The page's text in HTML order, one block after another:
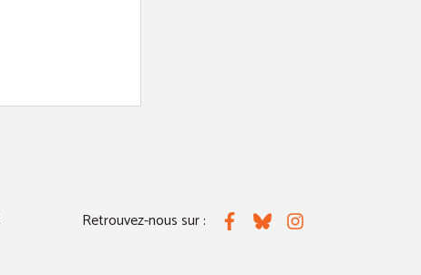
Retrouvez-nous sur : FacebookBlueskyInstagram